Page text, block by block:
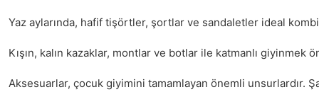
Yaz aylarında, hafif tişörtler, şortlar ve sandaletler ideal
Kışın, kalın kazaklar, montlar ve botlar ile katmanlı
Aksesuarlar, çocuk giyimini tamamlayan önemli unsurlardır.